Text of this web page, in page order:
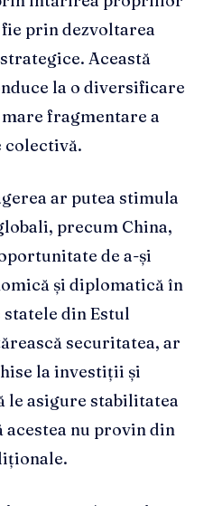
prin dezvoltarea
Această
la o diversificare
fragmentare a
ar putea stimula
precum China,
de a-și
și diplomatică în
din Estul
securitatea, ar
la investiții și
le asigure stabilitatea
acestea nu provin din